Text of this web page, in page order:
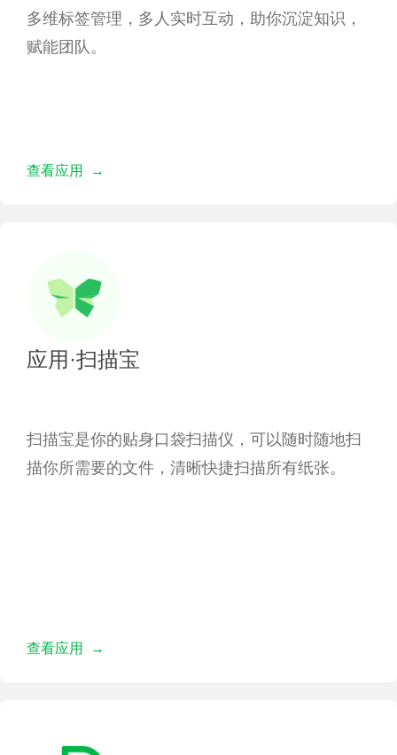
多维标签管理，多人实时互动，助你沉淀知识，
赋能团队。
查看应用 →
应用·扫描宝
扫描宝是你的贴身口袋扫描仪，可以随时随地扫
描你所需要的文件，清晰快捷扫描所有纸张。
查看应用 →